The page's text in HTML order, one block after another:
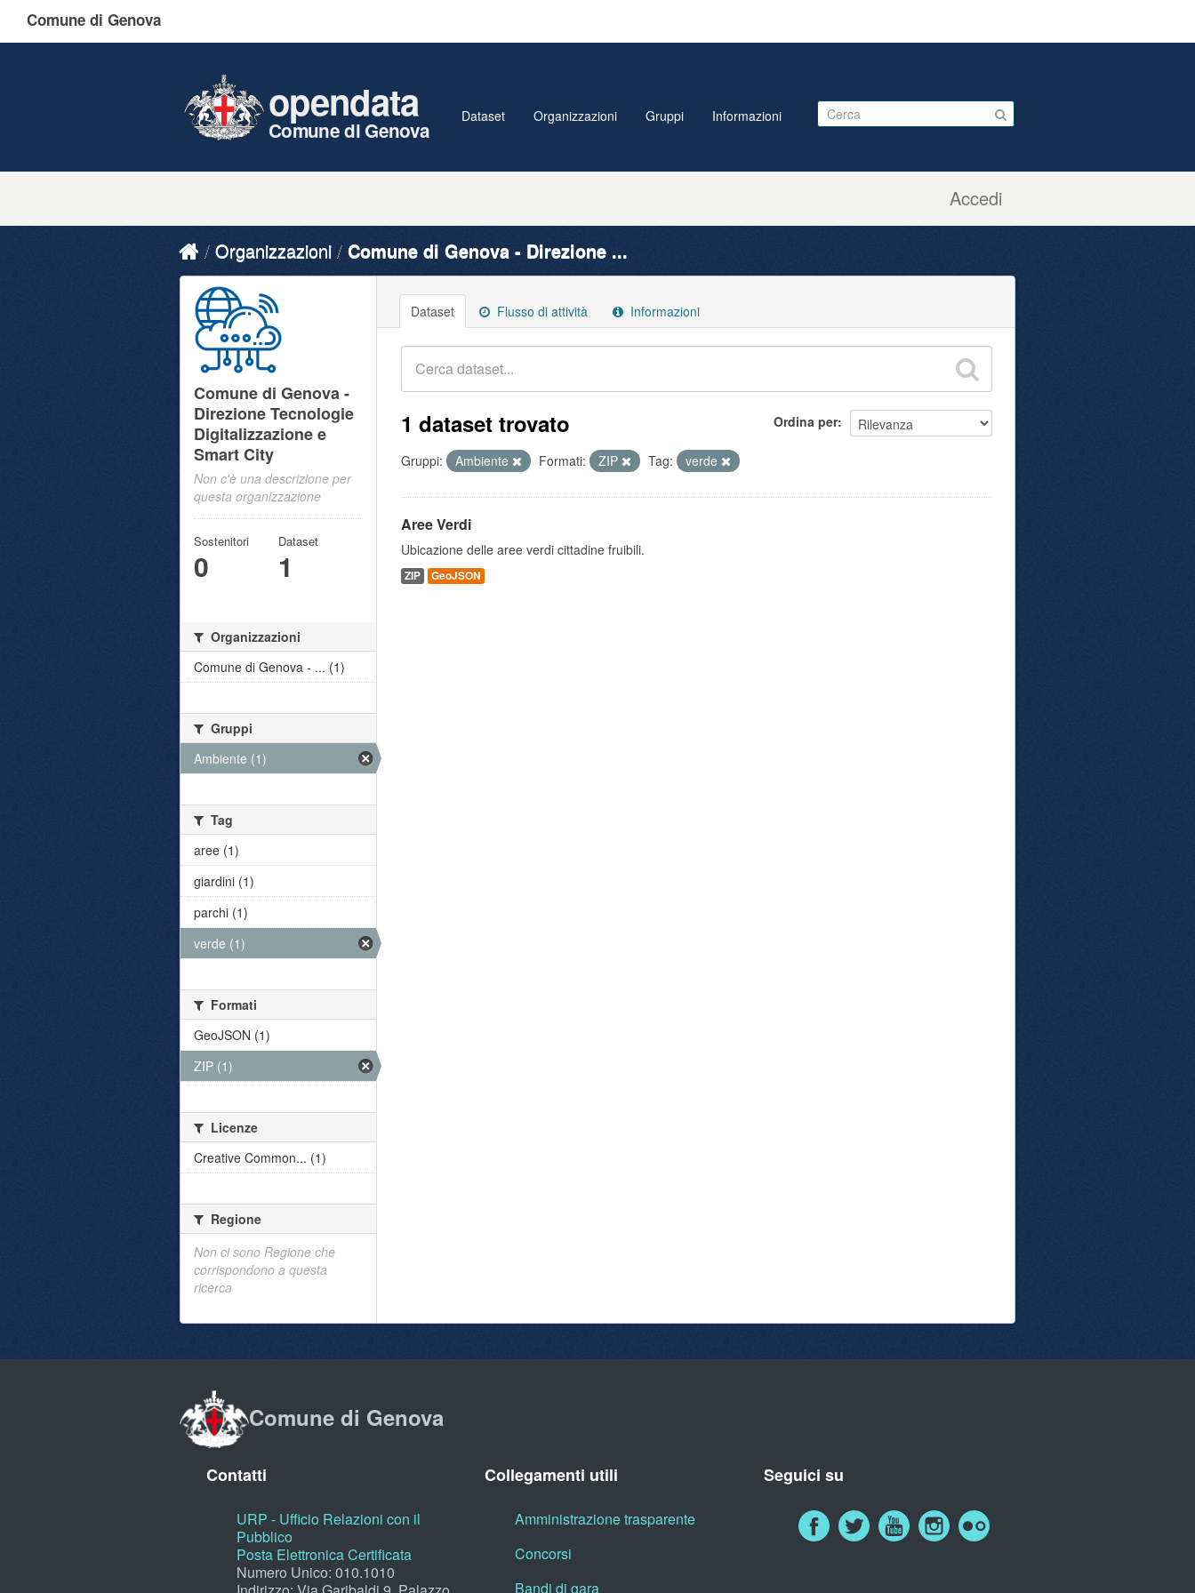
Comune di Genova
Accedi
opendata
Comune di Genova
Dataset Organizzazioni Gruppi Informazioni
Organizzazioni Comune di Genova - Direzione ...
Dataset Flusso di attività Informazioni
Ordina per
1 dataset trovato
Gruppi: Ambiente Formati: ZIP Tag: verde
Aree Verdi
Ubicazione delle aree verdi cittadine fruibili.
ZIP GeoJSON
Comune di Genova -
Direzione Tecnologie
Digitalizzazione e
Smart City
Non c'è una descrizione per
questa organizzazione
Sostenitori
0
Dataset
1
Organizzazioni
Comune di Genova - ... (1)
Gruppi
Ambiente (1)
Tag
aree (1)
giardini (1)
parchi (1)
verde (1)
Formati
GeoJSON (1)
ZIP (1)
Licenze
Creative Common... (1)
Regione
Non ci sono Regione che
corrispondono a questa
ricerca
Comune di Genova
Contatti
URP - Ufficio Relazioni con il
Pubblico
Posta Elettronica Certificata
Numero Unico: 010.1010
Collegamenti utili
Amministrazione trasparente
Concorsi
Bandi di gara
Seguici su